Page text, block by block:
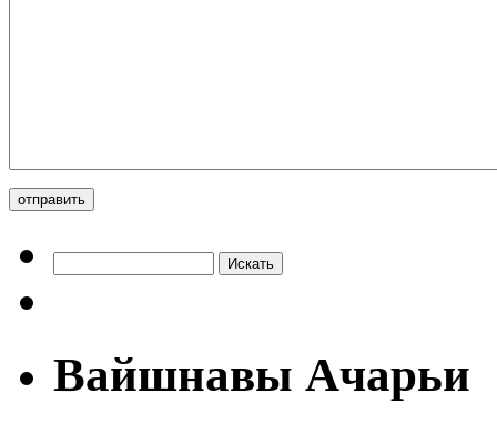
Вайшнавы Ачарьи